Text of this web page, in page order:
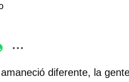
diferente, la